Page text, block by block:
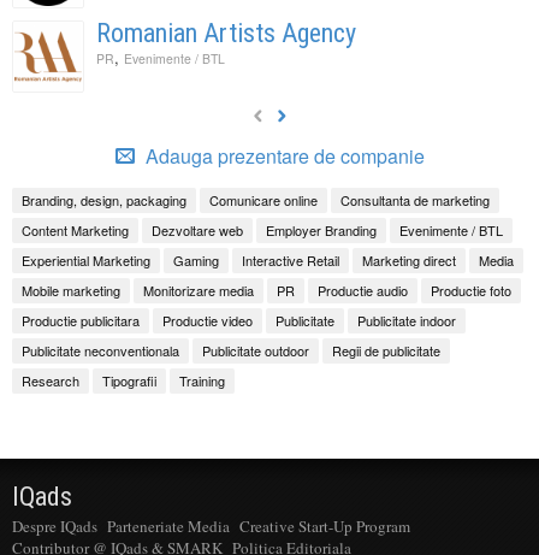
Romanian Artists Agency
PR, Evenimente / BTL
Adauga prezentare de companie
Branding, design, packaging Comunicare online
Consultanta de marketing
Content Marketing
Dezvoltare web Employer Branding
Evenimente / BTL
Experiential Marketing
Gaming Interactive Retail Marketing direct
Media
Mobile marketing
Monitorizare media PR Productie audio
Productie foto
Productie publicitara
Productie video Publicitate
Publicitate indoor
Publicitate neconventionala
Publicitate outdoor
Regii de publicitate
Research
Tipografii Training
IQads
Despre IQads Parteneriate Media Creative Start-Up Program
Contributor @ IQads & SMARK Politica Editoriala